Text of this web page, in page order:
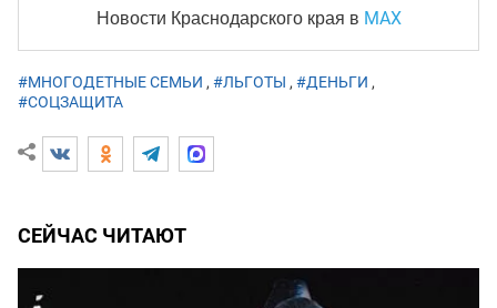
Новости Краснодарского края в MAX
#МНОГОДЕТНЫЕ СЕМЬИ , #ЛЬГОТЫ , #ДЕНЬГИ ,
#СОЦЗАЩИТА
СЕЙЧАС ЧИТАЮТ